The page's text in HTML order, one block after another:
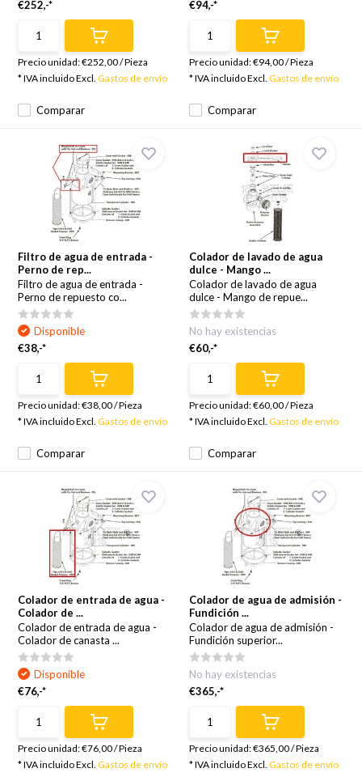
Comparar
€252,-*
Precio unidad:€252,00/Pieza
* IVA incluido Excl.Gastos de envío
Comparar
€94,-*
Precio unidad:€94,00/Pieza
* IVA incluido Excl. Gastos de envío
Filtro de agua de entrada -
Perno de rep...
Filtro de agua de entrada -
Perno de repuesto co...
Comparar
Disponible
€38,-*
Precio unidad:€38,00/Pieza
* IVA incluido Excl.Gastos de envío
Colador de lavado de agua
dulce - Mango ...
Colador de lavado de agua
dulce - Mango de repue...
Comparar
No hay existencias
€60,-*
Precio unidad:€60,00/Pieza
* IVA incluido Excl. Gastos de envío
Colador de entrada de agua -
Colador de ...
Colador de entrada de agua -
Colador de canasta ...
Disponible
€76,-*
Precio unidad:€76,00/Pieza
* IVA incluido Excl.Gastos de envío
Colador de agua de admisión -
Fundición ...
Colador de agua de admisión -
Fundición superior...
No hay existencias
€365,-*
Precio unidad:€365,00/Pieza
* IVA incluido Excl. Gastos de envío